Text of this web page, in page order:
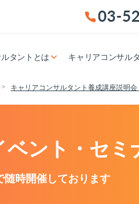
タントとは キャリアコンサル
キャリアコンサルタント養成講座説明会
ベント・セミ
随時開催しております